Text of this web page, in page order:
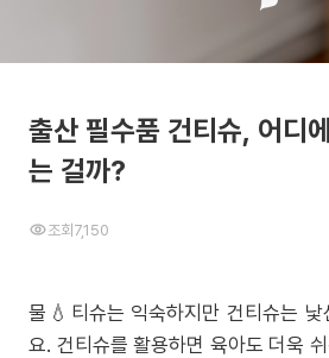
출산 필수품 건티슈, 어디
는 걸까?
조회7,150
물💧티슈는 익숙하지만 건티슈는 낯
요. 건티슈를 활용하면 육아도 더욱